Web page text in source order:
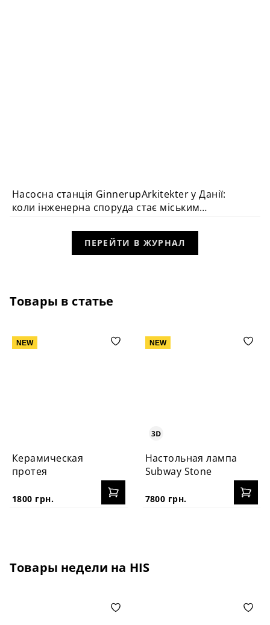
АРХІТЕКТУРА
Насосна станція GinnerupArkitekter у Данії:
коли інженерна споруда стає міським
ПЕРЕЙТИ В ЖУРНАЛ
Товары в статье
NEW
Керамическая
протея
1800 грн.
NEW
Настольная лампа
Subway Stone
7800 грн.
Товары недели на HIS